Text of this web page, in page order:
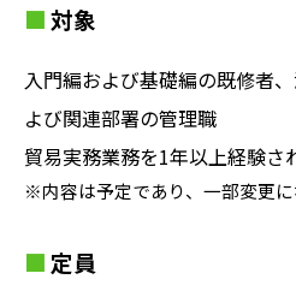
対象
入門編および基礎編の既修者
よび関連部署の管理職
貿易実務業務を1年以上経験さ
※内容は予定であり、一部変更
定員